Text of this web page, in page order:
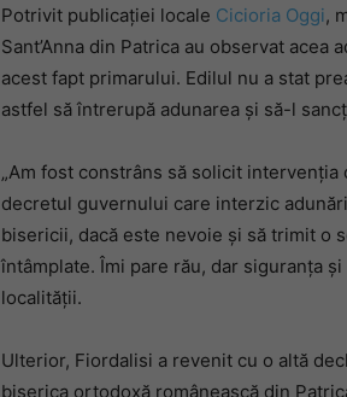
Potrivit publicației locale Cicioria Oggi,
Sant’Anna din Patrica au observat
acest fapt primarului. Edilul nu a stat
astfel să întrerupă adunarea și să-l
„Am fost constrâns să solicit
decretul guvernului care interzic
bisericii, dacă este nevoie și să trimit o
întâmplate. Îmi pare rău, dar siguranța
localității.
Ulterior, Fiordalisi a revenit cu o altă
biserica ortodoxă românească din